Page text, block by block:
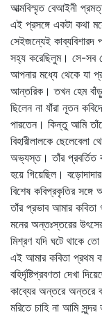
আত্মবিস্মৃত বেআইনী
এই প্রসঙ্গে একটা কথা
সেইজন্যেই কাব্যবিশারদ
সহ্য করেছিলুম। সে-সব
আপনার মধ্যে থেকে যা
আন্তরিক। তখন হেম
ছিলেন না যাঁরা নূতন
পারতেন। কিন্তু আমি
বিহারীলালকে
অভ্যস্ত। তাঁর প্রবর্তিত
হয়ে গিয়েছিল।
বিশেষ কবিপ্রকৃতির
তাঁর প্রভাব আমার
মনের অন্তঃস্তরের
মিশ্রণ যদি ঘটে থাকে
এই আমার কবিতা প্রথম
বহির্দৃষ্টিপ্রবণতা দেখা
কাব্যের অন্তরে অন্তরে
মরিতে চাহি না আমি সুন্দর